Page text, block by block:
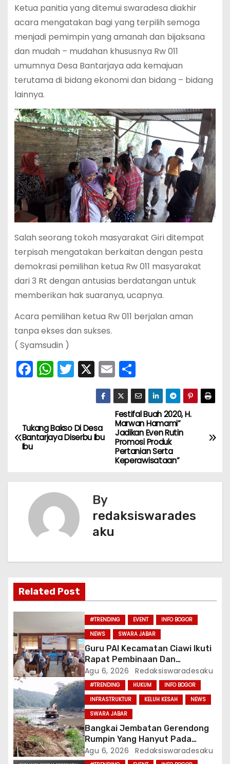
Ketua panitia yang ditemui swaradesa diakhir
acara mengatakan bagi yang terpilih semoga
menjadi pemimpin yang amanah dan bijaksana
dan mudah – mudahan khususnya Rw 011
umumnya Desa Bantarjaya ada kemajuan
terutama di bidang ekonomi dan bidang – bidang
lainnya.
Salah seorang tokoh masyarakat Giri ditempat
terpisah mengatakan berkaitan dengan pesta
demokrasi pemilihan ketua Rw 011 masyarakat
dari 3 Rt dengan antusias berdatangan untuk
memberikan hak suaranya, ucapnya.
Acara pemilihan ketua Rw 011 berjalan aman
tanpa ekses dan sukses.
( Syamsudin )
F
a
b
o
k
W
h
ts
A
T
w
er
X E
m
ai
l
S
h
ar
e
N
a
i
p
o
s
Festifal Buah 2020, H.
Marwan Hamami”
Jadikan Even Rutin
Promosi Produk
Pertanian Serta
Keperawisataan”
Tukang Bakso Di Desa
Bantarjaya Diserbu Ibu
Ibu
By
redaksiswarades
aku
Related Post
#TRENDING EVENT
INFO BOGOR
NEWS
SWARA JABAR
Guru PAI Kecamatan Ciawi Ikuti
Rapat Pembinaan Dan
Sosialisasi CP
Agu 6, 2026 Redaksiswaradesaku
#TRENDING HUKUM
INFO BOGOR
INFRASTRUKTUR
KELUH KESAH
NEWS
SWARA JABAR
Bangkai Jembatan Gerendong
Rumpin Yang Hanyut Pada
Tahun 2019 Ditemukan, Diduga
Sedang Dijarah Oknum Warga
Agu 6, 2026 Redaksiswaradesaku